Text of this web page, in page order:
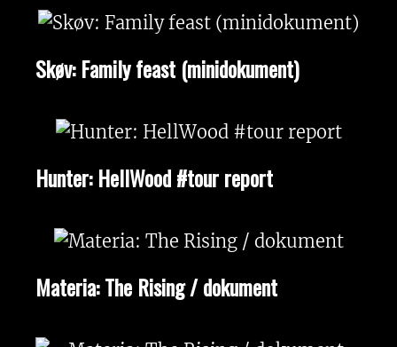
Skøv: Family feast (minidokument)
Hunter: HellWood #tour report
Materia: The Rising / dokument